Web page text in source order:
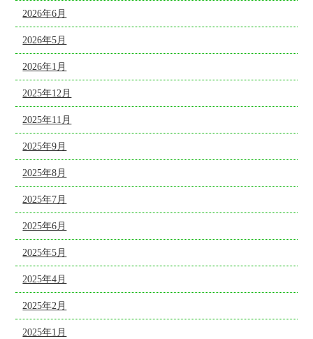
2026年6月
2026年5月
2026年1月
2025年12月
2025年11月
2025年9月
2025年8月
2025年7月
2025年6月
2025年5月
2025年4月
2025年2月
2025年1月